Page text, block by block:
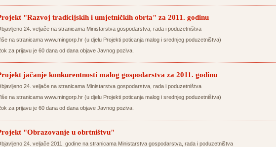
"Razvoj tradicijskih i umjetničkih obrta" za 2011. godinu
24. veljače na stranicama Ministarstva gospodarstva, rada i poduzetništva
na stranicama www.mingorp.hr (u djelu Projekti poticanja malog i srednjeg poduzetništva)
za prijavu je 60 dana od dana objave Javnog poziva.
jačanje konkurentnosti malog gospodarstva za 2011. godinu
24. veljače na stranicama Ministarstva gospodarstva, rada i poduzetništva
na stranicama www.mingorp.hr (u djelu Projekti poticanja malog i srednjeg poduzetništva)
za prijavu je 60 dana od dana objave Javnog poziva.
"Obrazovanje u obrtništvu"
24. veljače 2011. godine na stranicama Ministarstva gospodarstva, rada i poduzetništva